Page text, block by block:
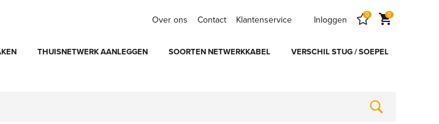
THUISNETWERK AANLEGGEN SOORTEN NETWERKKABEL VERSCHIL STUG / SOEPEL
Over ons Contact Klantenservice Inloggen
0 0